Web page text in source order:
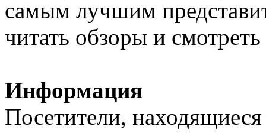
самым лучшим
читать обзоры и
Информация
Посетители,